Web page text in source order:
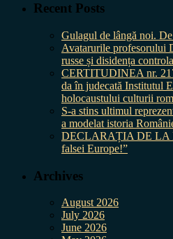
Recent Posts
Gulagul de lângă noi.
Avatarurile profesorului
russe și disidența
CERTITUDINEA nr.
da în judecată Institutul
holocaustului culturii
S-a stins ultimul
a modelat istoria
DECLARAȚIA DE LA
falsei Europe!”
Archives
August 2026
July 2026
June 2026